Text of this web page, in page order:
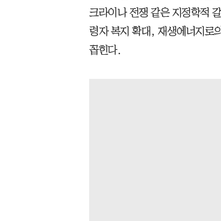
크라이나 전쟁 같은 지정학적
령자 복지 확대, 재생에너지로
꼽힌다.